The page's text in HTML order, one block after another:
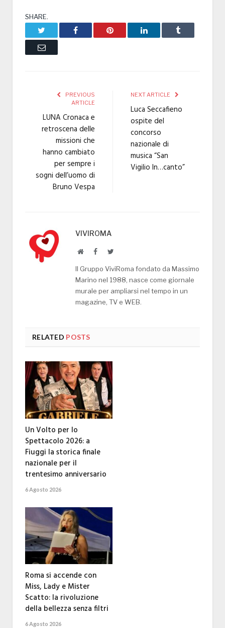
SHARE.
Facebook Pinterest LinkedIn Tumblr
Email
PREVIOUS
ARTICLE
LUNA Cronaca e
retroscena delle
missioni che
hanno cambiato
per sempre i
sogni dell’uomo di
Bruno Vespa
NEXT ARTICLE
Luca Seccafieno
ospite del
concorso
nazionale di
musica “San
Vigilio In…canto”
VIVIROMA
WebsiteFacebookTwitter
Il Gruppo ViviRoma fondato da Massimo
Marino nel 1988, nasce come giornale
murale per ampliarsi nel tempo in un
magazine, TV e WEB.
RELATED POSTS
Un Volto per lo
Spettacolo 2026: a
Fiuggi la storica finale
nazionale per il
trentesimo anniversario
6 Agosto 2026
Roma si accende con
Miss, Lady e Mister
Scatto: la rivoluzione
della bellezza senza filtri
6 Agosto 2026